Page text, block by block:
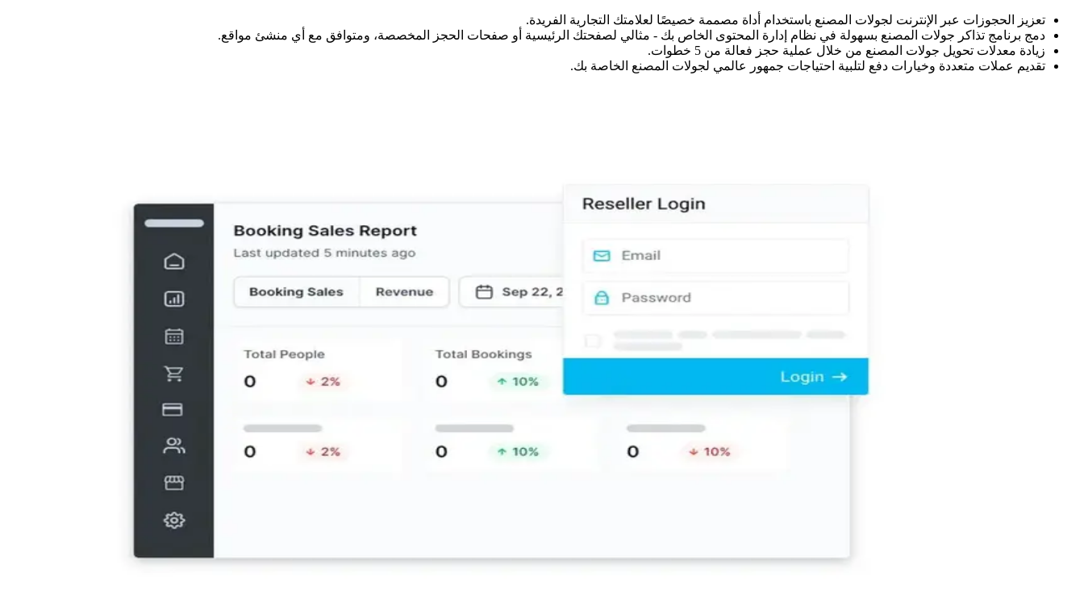
تعزيز الحجوزات عبر الإنترنت لجولات المصنع باستخدام أداة مصممة خصيصًا لعلامتك التجارية الفريدة.
دمج برنامج تذاكر جولات المصنع بسهولة في نظام إدارة المحتوى الخاص بك - مثالي لصفحتك الرئيسية أو صفحات الحجز المخصصة، ومتوافق مع أي منشئ مواقع.
زيادة معدلات تحويل جولات المصنع من خلال عملية حجز فعالة من 5 خطوات.
تقديم عملات متعددة وخيارات دفع لتلبية احتياجات جمهور عالمي لجولات المصنع الخاصة بك.